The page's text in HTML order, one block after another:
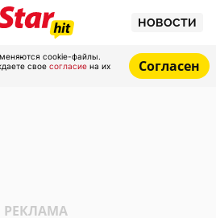
НОВОСТИ
cookie-файлы.
свое согласие на их
Согласен